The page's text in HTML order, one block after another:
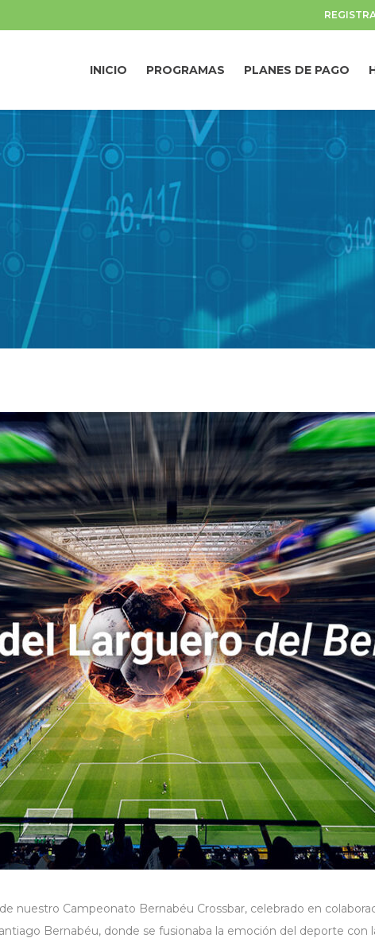
INICIO PROGRAMAS PLANES DE PAGO
nuestro Campeonato Bernabéu Crossbar, celebrado en
Bernabéu, donde se fusionaba la emoción del deporte con